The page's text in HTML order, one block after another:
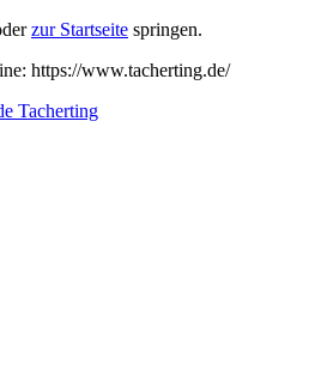
zur Startseite springen.
https://www.tacherting.de/